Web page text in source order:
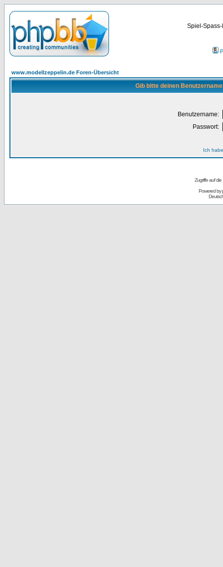
Spiel-
www.modellzeppelin.de Foren-Übersicht
Gib bitte deinen
Benutzername:
Passwort:
Ich
Zugriffe auf
Powered by